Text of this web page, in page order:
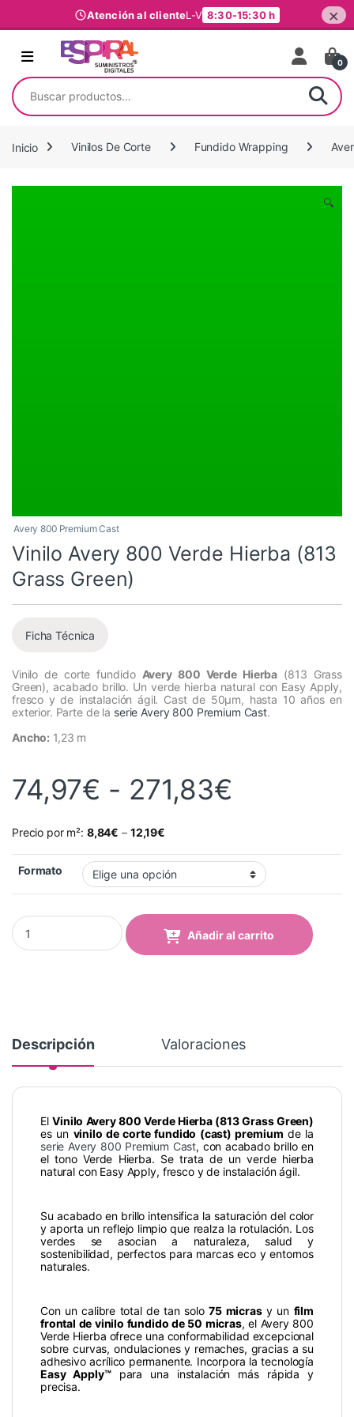
Atención al clienteL-V 8:30-15:30 h ×
Ir al contenido
0
Buscar por:
Inicio Vinilos De Corte Fundido Wrapping
🔍
Avery 800 Premium Cast
Vinilo Avery 800 Verde Hierba (813
Grass Green)
Ficha Técnica
Vinilo de corte fundido Avery 800 Verde Hierba (813 Grass
Green), acabado brillo. Un verde hierba natural con Easy Apply,
fresco y de instalación ágil. Cast de 50µm, hasta 10 años en
exterior. Parte de la serie Avery 800 Premium Cast.
Ancho: 1,23 m
74,97€ - 271,83€
Precio por m²: 8,84€ – 12,19€
Formato
Vinilo Avery 800 Verde Hierba (813 Grass Green) quantity
Añadir al carrito
Descripción Valoraciones
ElVinilo Avery 800 Verde Hierba (813 Grass Green)
es un vinilo de corte fundido (cast) premium de la
serie Avery 800 Premium Cast, con acabado brillo en
el tono Verde Hierba. Se trata de un verde hierba
natural con Easy Apply, fresco y de instalación ágil.
Su acabado en brillo intensifica la saturación del color
y aporta un reflejo limpio que realza la rotulación. Los
verdes se asocian a naturaleza, salud y
sostenibilidad, perfectos para marcas eco y entornos
naturales.
Con un calibre total de tan solo75 micrasy un film
frontal de vinilo fundido de 50 micras, el Avery 800
Verde Hierba ofrece una conformabilidad excepcional
sobre curvas, ondulaciones y remaches, gracias a su
adhesivo acrílico permanente. Incorpora la tecnología
Easy Apply™para una instalación más rápida y
precisa.